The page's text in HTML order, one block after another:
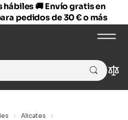
hábiles 🚚 Envío gratis en
pedidos de 30 € o más
Alicates